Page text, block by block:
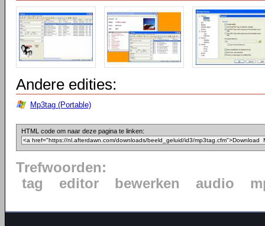
Andere edities:
Mp3tag (Portable)
HTML code om naar deze pagina te linken:
Trefwoorden:
tag
editor bewerken audio